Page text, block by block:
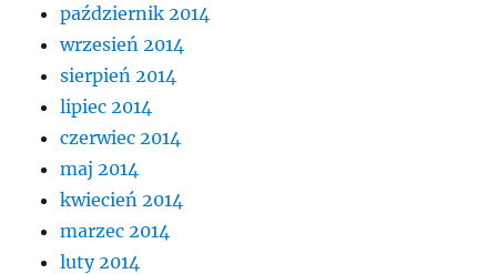
październik 2014
wrzesień 2014
sierpień 2014
lipiec 2014
czerwiec 2014
maj 2014
kwiecień 2014
marzec 2014
luty 2014